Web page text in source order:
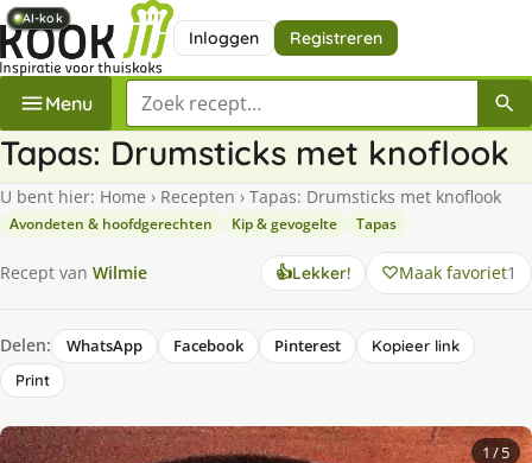
Inloggen Registreren
Menu Zoek een recept
Tapas: Drumsticks met knoflook
U bent hier: Home › Recepten › Tapas: Drumsticks met knoflook
Avondeten & hoofdgerechten Kip & gevogelte Tapas
Recept van Wilmie 👍Lekker! Maak favoriet1
Delen: WhatsApp Facebook Pinterest
Kopieer link
Print
1 / 5
AI-kok
AI-kok
AI-kok
AI-kok
AI-kok
AI-kok